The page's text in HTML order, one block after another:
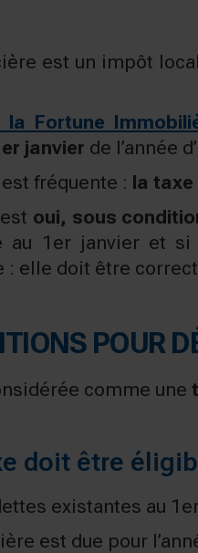
est un impôt
la Fortune
janvier de l’année
fréquente : la taxe
oui, sous
au 1er janvier et si
: elle doit être
POUR
comme une
doit être
existantes au
est due pour